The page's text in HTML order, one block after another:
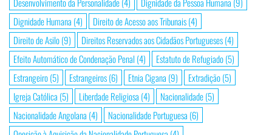
Dignidade Humana (4) Direito de Acesso aos Tribunais(4)
Direito de Asilo(9) Direitos Reservados aos Cidadãos Portugueses(4)
Efeito Automático de Condenação Penal (4) Estatuto de Refugiado(5)
Estrangeiro(5) Estrangeiros(6) Etnia Cigana (9) Extradição(5)
Igreja Católica (5) Liberdade Religiosa (4) Nacionalidade(5)
Nacionalidade Angolana (4) Nacionalidade Portuguesa (6)